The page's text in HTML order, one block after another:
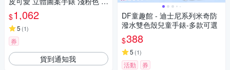
T081LWPP1_30mm
$1,062
5 (1)
券
貨到通知我
DF童趣館 - 迪士尼系列米奇防
潑水雙色殼兒童手錶-多款可選
$388
5 (1)
活動 券